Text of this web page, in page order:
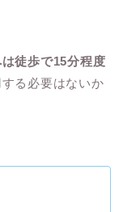
徒歩で15分程度
る必要はないか